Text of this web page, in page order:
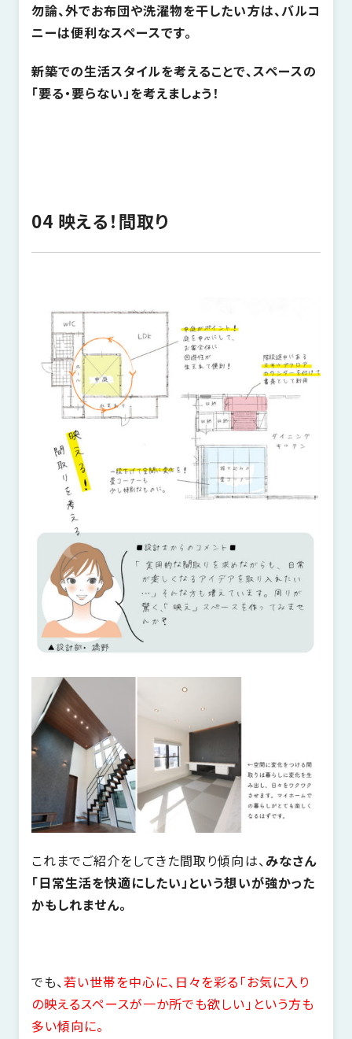
勿論、外でお布団や洗濯物を干したい方は、バルコ
ニーは便利なスペースです。
新築での生活スタイルを考えることで、スペースの
「要る・要らない」を考えましょう！
04 映える！間取り
これまでご紹介をしてきた間取り傾向は、みなさん
「日常生活を快適にしたい」という想いが強かった
かもしれません。
でも、若い世帯を中心に、日々を彩る「お気に入り
の映えるスペースが一か所でも欲しい」という方も
多い傾向に。